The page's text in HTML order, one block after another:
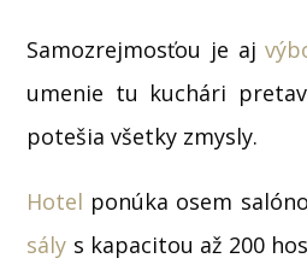
Samozrejmosťou je aj
umenie tu kuchári
potešia všetky zmysly.
Hotel ponúka osem
sály s kapacitou až 200